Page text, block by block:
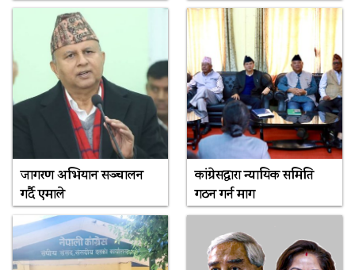
जागरण अभियान सञ्चालन
गर्दै एमाले
कांग्रेसद्वारा न्यायिक समिति
गठन गर्न माग